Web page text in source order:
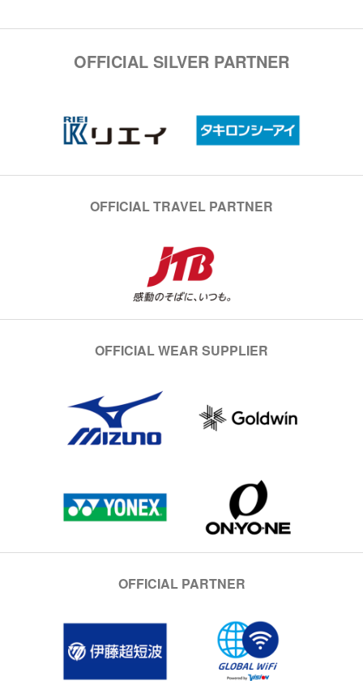
OFFICIAL SILVER PARTNER
OFFICIAL TRAVEL PARTNER
OFFICIAL WEAR SUPPLIER
OFFICIAL PARTNER